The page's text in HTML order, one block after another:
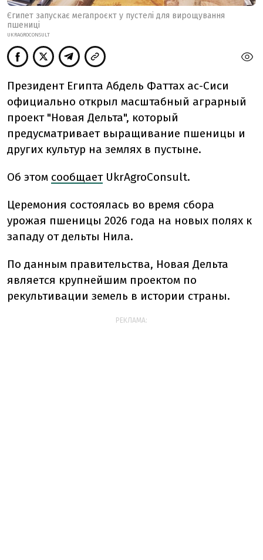
Єгипет запускає мегапроєкт у пустелі для вирощування
пшениці
UKRAGROCONSULT
Президент Египта Абдель Фаттах ас-Сиси
официально открыл масштабный аграрный
проект "Новая Дельта", который
предусматривает выращивание пшеницы и
других культур на землях в пустыне.
Об этом сообщает UkrAgroConsult.
Церемония состоялась во время сбора
урожая пшеницы 2026 года на новых полях к
западу от дельты Нила.
По данным правительства, Новая Дельта
является крупнейшим проектом по
рекультивации земель в истории страны.
РЕКЛАМА: